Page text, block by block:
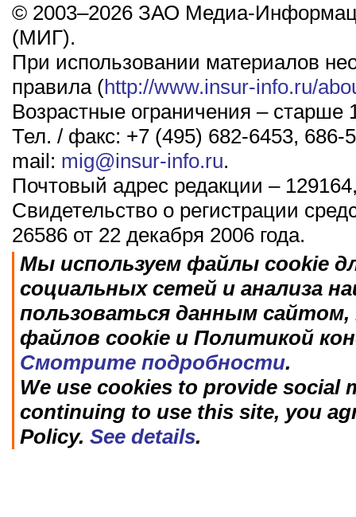
© 2003–2026 ЗАО Медиа-
(МИГ).
При использовании материалов
правила (http://www.insur-info.ru/
Возрастные ограничения – старше
Тел. / факс: +7 (495) 682-6453, 686-
mail: mig@insur-info.ru.
Почтовый адрес редакции –
Свидетельство о регистрации
26586 от 22 декабря 2006 года.
Мы используем файлы cookie
социальных сетей и анализа
пользоваться данным
файлов cookie и Политикой
Смотрите подробности.
We use cookies to provide social
continuing to use this site, you
Policy. See details.